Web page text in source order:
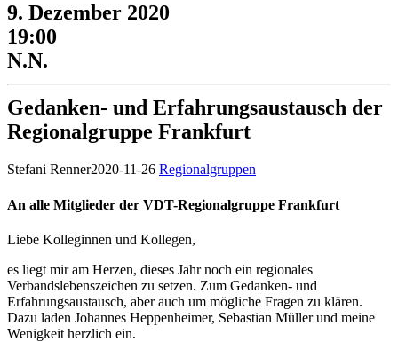
9. Dezember 2020
19:00
N.N.
Gedanken- und Erfahrungsaustausch der
Regionalgruppe Frankfurt
Stefani Renner2020-11-26 Regionalgruppen
An alle Mitglieder der VDT-Regionalgruppe Frankfurt
Liebe Kolleginnen und Kollegen,
es liegt mir am Herzen, dieses Jahr noch ein regionales
Verbandslebenszeichen zu setzen. Zum Gedanken- und
Erfahrungsaustausch, aber auch um mögliche Fragen zu klären.
Dazu laden Johannes Heppenheimer, Sebastian Müller und meine
Wenigkeit herzlich ein.